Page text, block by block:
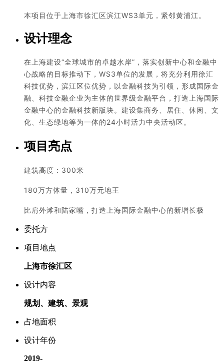
本项目位于上海市徐汇区滨江WS3单元，紧邻黄浦江。
设计理念
在上海建设“全球城市的卓越水岸”，落实创新中心和金融中
心战略的目标推动下，WS3单位的发展，将充分利用徐汇
科技优势，滨江区位优势，以金融科技为引领，形成国际金
融、科技金融企业为主体的世界级金融平台，打造上海国际
金融中心的金融科技新版块。建设集商务、居住、休闲、文
化、生态绿地等为一体的24小时活力中央活动区。
项目亮点
建筑高度：300米
180万方体量，310万元地王
比肩外滩和陆家嘴，打造上海国际金融中心的新增长极
委托方
项目地点
上海市徐汇区
设计内容
规划、建筑、景观
占地面积
设计年份
2019-